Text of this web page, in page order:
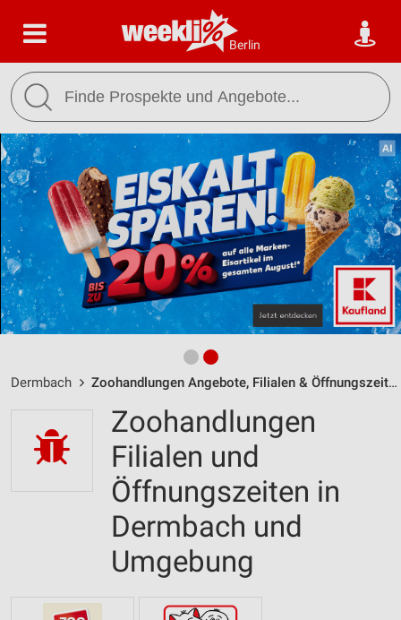
Berlin
Dermbach Zoohandlungen Angebote, Filialen & Öffnungszeiten
Zoohandlungen
Filialen und
Öffnungszeiten in
Dermbach und
Umgebung